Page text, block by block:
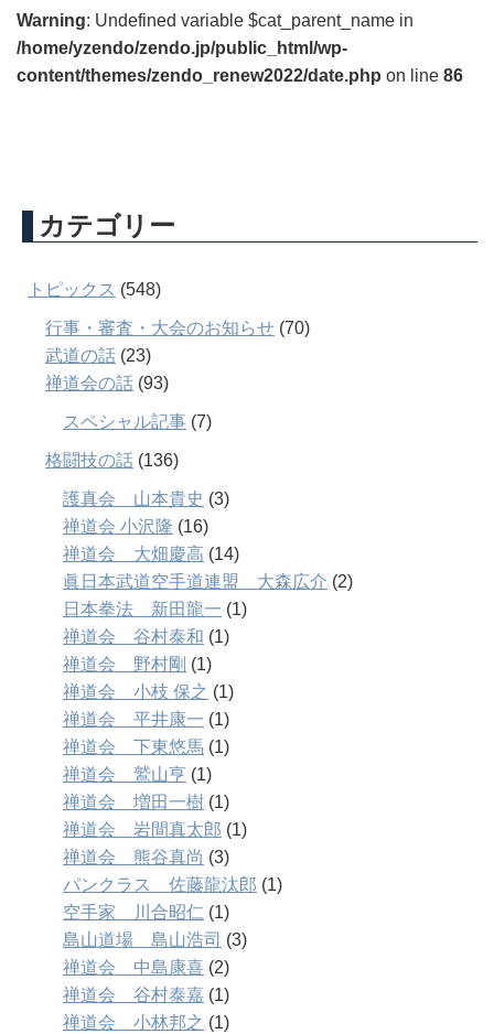
Warning: Undefined variable $cat_parent_name in
/home/yzendo/zendo.jp/public_html/wp-
content/themes/zendo_renew2022/date.php on line 86
カテゴリー
トピックス (548)
行事・審査・大会のお知らせ (70)
武道の話 (23)
禅道会の話 (93)
スペシャル記事 (7)
格闘技の話 (136)
護真会 山本貴史 (3)
禅道会 小沢隆 (16)
禅道会 大畑慶高 (14)
眞日本武道空手道連盟 大森広介 (2)
日本拳法 新田龍一 (1)
禅道会 谷村泰和 (1)
禅道会 野村剛 (1)
禅道会 小枝 保之 (1)
禅道会 平井康一 (1)
禅道会 下東悠馬 (1)
禅道会 鷲山亨 (1)
禅道会 増田一樹 (1)
禅道会 岩間真太郎 (1)
禅道会 熊谷真尚 (3)
パンクラス 佐藤龍汰郎 (1)
空手家 川合昭仁 (1)
島山道場 島山浩司 (3)
禅道会 中島康喜 (2)
禅道会 谷村泰嘉 (1)
禅道会 小林邦之 (1)